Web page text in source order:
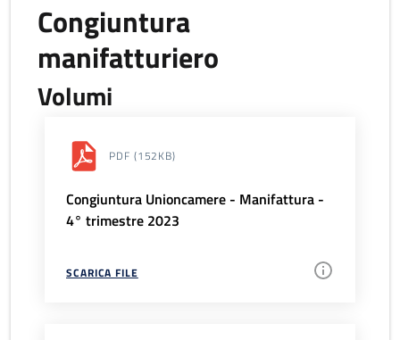
Congiuntura
manifatturiero
Volumi
PDF (152KB)
Congiuntura Unioncamere - Manifattura -
4° trimestre 2023
SCARICA FILE